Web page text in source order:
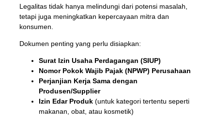
Legalitas tidak hanya melindungi dari potensi masalah,
tetapi juga meningkatkan kepercayaan mitra dan
konsumen.
Dokumen penting yang perlu disiapkan:
Surat Izin Usaha Perdagangan (SIUP)
Nomor Pokok Wajib Pajak (NPWP) Perusahaan
Perjanjian Kerja Sama dengan
Produsen/Supplier
Izin Edar Produk(untuk kategori tertentu seperti
makanan, obat, atau kosmetik)